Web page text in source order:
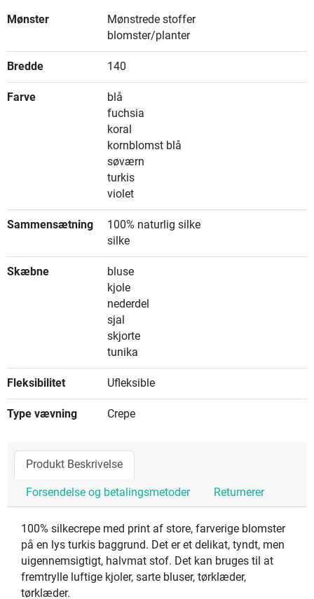
Mønster
Mønstrede stoffer
blomster/planter
Bredde 140
Farve
blå
fuchsia
koral
kornblomst blå
søværn
turkis
violet
Sammensætning
100% naturlig silke
silke
Skæbne
bluse
kjole
nederdel
sjal
skjorte
tunika
Fleksibilitet Ufleksible
Type vævning Crepe
Produkt Beskrivelse
Forsendelse og betalingsmetoder Returnerer
100% silkecrepe med print af store, farverige blomster
på en lys turkis baggrund. Det er et delikat, tyndt, men
uigennemsigtigt, halvmat stof. Det kan bruges til at
fremtrylle luftige kjoler, sarte bluser, tørklæder,
tørklæder.